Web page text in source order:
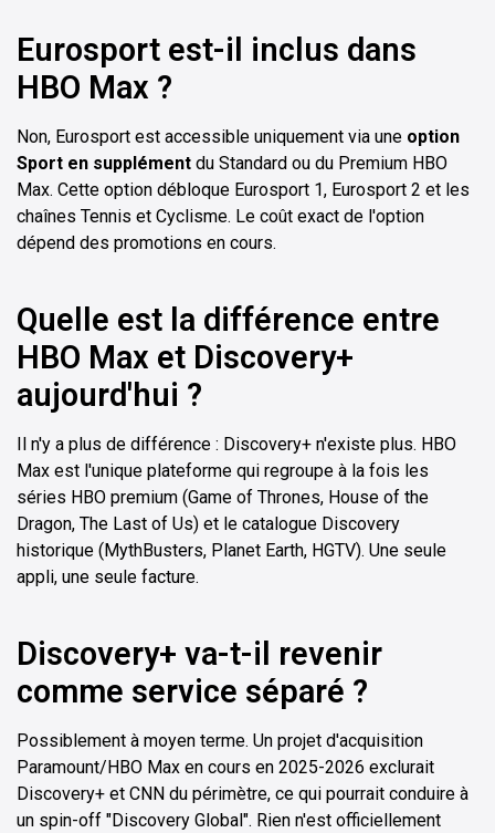
Eurosport est-il inclus dans
HBO Max ?
Non, Eurosport est accessible uniquement via une option
Sport en supplément du Standard ou du Premium HBO
Max. Cette option débloque Eurosport 1, Eurosport 2 et les
chaînes Tennis et Cyclisme. Le coût exact de l'option
dépend des promotions en cours.
Quelle est la différence entre
HBO Max et Discovery+
aujourd'hui ?
Il n'y a plus de différence : Discovery+ n'existe plus. HBO
Max est l'unique plateforme qui regroupe à la fois les
séries HBO premium (Game of Thrones, House of the
Dragon, The Last of Us) et le catalogue Discovery
historique (MythBusters, Planet Earth, HGTV). Une seule
appli, une seule facture.
Discovery+ va-t-il revenir
comme service séparé ?
Possiblement à moyen terme. Un projet d'acquisition
Paramount/HBO Max en cours en 2025-2026 exclurait
Discovery+ et CNN du périmètre, ce qui pourrait conduire à
un spin-off "Discovery Global". Rien n'est officiellement